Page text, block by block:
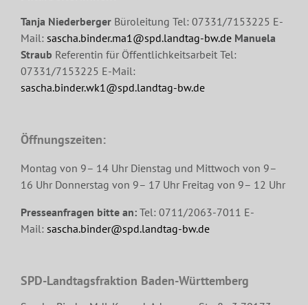
Tanja Niederberger Büroleitung Tel: 07331/7153225 E-
Mail: sascha.binder.ma1@spd.landtag-bw.de Manuela
Straub Referentin für Öffentlichkeitsarbeit Tel:
07331/7153225 E-Mail:
sascha.binder.wk1@spd.landtag-bw.de
Öffnungszeiten:
Montag von 9– 14 Uhr Dienstag und Mittwoch von 9–
16 Uhr Donnerstag von 9– 17 Uhr Freitag von 9– 12 Uhr
Presseanfragen bitte an: Tel: 0711/2063-7011 E-
Mail: sascha.binder@spd.landtag-bw.de
SPD-Landtagsfraktion Baden-Württemberg